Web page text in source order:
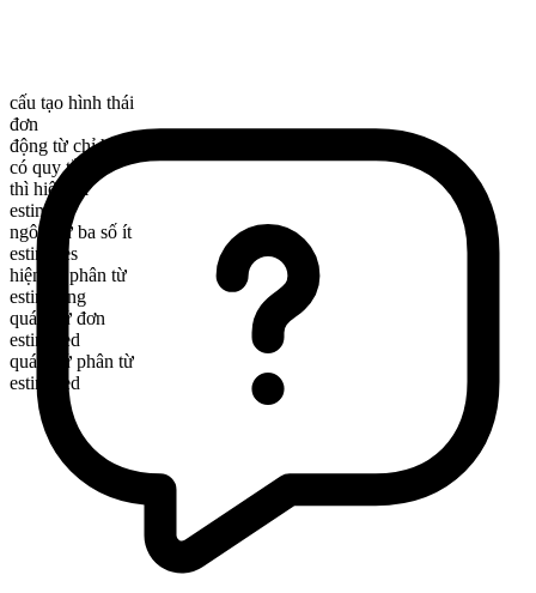
cấu tạo hình thái
đơn
động từ chỉ hành động
có quy tắc
thì hiện tại
estimate
ngôi thứ ba số ít
estimates
hiện tại phân từ
estimating
quá khứ đơn
estimated
quá khứ phân từ
estimated